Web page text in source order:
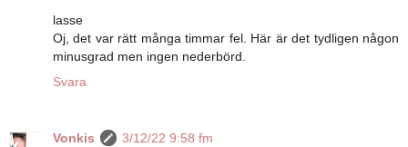
lasse
Oj, det var rätt många timmar fel. Här är det tydligen någon
minusgrad men ingen nederbörd.
Svara
Vonkis
3/12/22 9:58 fm